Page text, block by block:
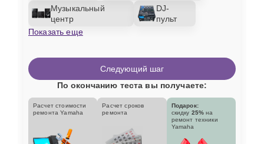
Музыкальный
центр
DJ-
пульт
Показать еще
Следующий шаг
По окончанию теста вы получаете:
Расчет стоимости
ремонта Yamaha
Расчет сроков
ремонта
Подарок:
скидку 25% на
ремонт техники
Yamaha